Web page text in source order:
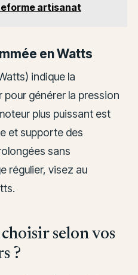
artisanat
en Watts
indique la
générer la pression
plus puissant est
et supporte des
sans
régulier, visez au
selon vos
?